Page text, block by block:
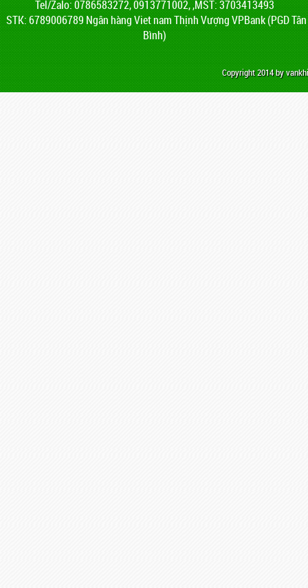
Tel/Zalo: 0786583272, 0913771002, ,MST: 3703413493
STK: 6789006789 Ngân hàng Viet nam Thịnh Vượng VPBank (PGD Tân
Bình)
Copyright 2014 by